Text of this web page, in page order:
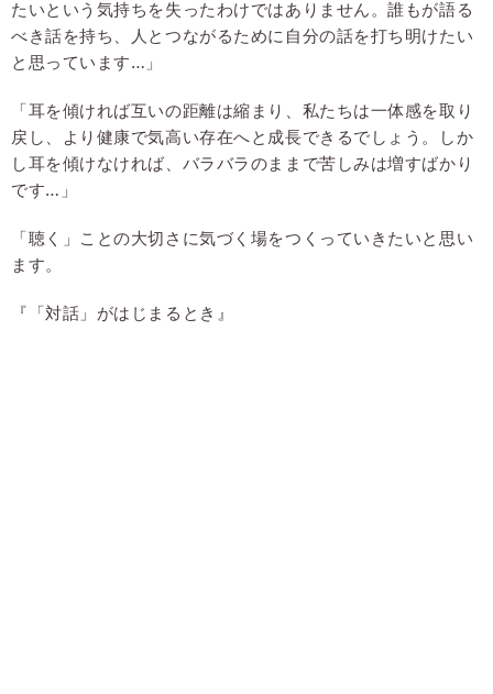
たいという気持ちを失ったわけではありません。誰もが語る
べき話を持ち、人とつながるために自分の話を打ち明けたい
と思っています…」
「耳を傾ければ互いの距離は縮まり、私たちは一体感を取り
戻し、より健康で気高い存在へと成長できるでしょう。しか
し耳を傾けなければ、バラバラのままで苦しみは増すばかり
です…」
「聴く」ことの大切さに気づく場をつくっていきたいと思い
ます。
『「対話」がはじまるとき』